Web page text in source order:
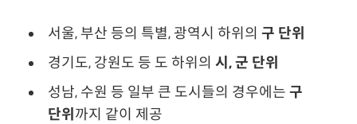
서울, 부산 등의 특별, 광역시 하위의 구 단위
경기도, 강원도 등 도 하위의 시, 군 단위
성남, 수원 등 일부 큰 도시들의 경우에는 구
단위 까지 같이 제공